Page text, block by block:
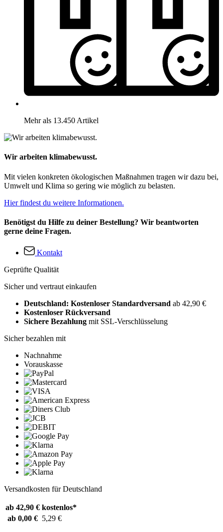
Mehr als 13.450 Artikel
Wir arbeiten klimabewusst.
Mit vielen konkreten ökologischen Maßnahmen tragen wir dazu bei,
Umwelt und Klima so gering wie möglich zu belasten.
Hier findest du weitere Informationen.
Benötigst du Hilfe zu deiner Bestellung? Wir beantworten
gerne deine Fragen.
Kontakt
Geprüfte Qualität
Sicher und vertraut einkaufen
Deutschland: Kostenloser Standardversand ab 42,90 €
Kostenloser Rückversand
Sichere Bezahlung mit SSL-Verschlüsselung
Sicher bezahlen mit
Nachnahme
Vorauskasse
Versandkosten für Deutschland
ab 42,90 € kostenlos*
ab 0,00 € 5,29 €